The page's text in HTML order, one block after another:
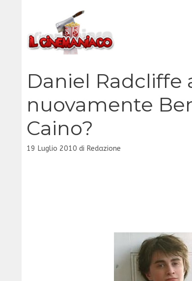
contenuto
Daniel Radcliffe
nuovamente
Caino?
19 Luglio 2010 di Redazione